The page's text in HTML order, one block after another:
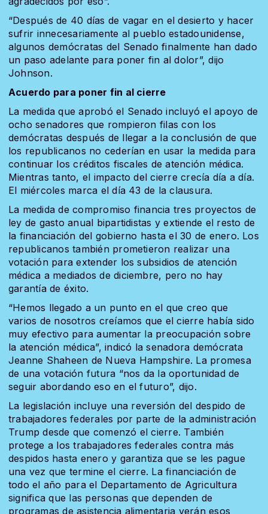
“Después de 40 días de vagar en el desierto y hacer
sufrir innecesariamente al pueblo estadounidense,
algunos demócratas del Senado finalmente han dado
un paso adelante para poner fin al dolor”, dijo
Johnson.
Acuerdo para poner fin al cierre
La medida que aprobó el Senado incluyó el apoyo de
ocho senadores que rompieron filas con los
demócratas después de llegar a la conclusión de que
los republicanos no cederían en usar la medida para
continuar los créditos fiscales de atención médica.
Mientras tanto, el impacto del cierre crecía día a día.
El miércoles marca el día 43 de la clausura.
La medida de compromiso financia tres proyectos de
ley de gasto anual bipartidistas y extiende el resto de
la financiación del gobierno hasta el 30 de enero. Los
republicanos también prometieron realizar una
votación para extender los subsidios de atención
médica a mediados de diciembre, pero no hay
garantía de éxito.
“Hemos llegado a un punto en el que creo que
varios de nosotros creíamos que el cierre había sido
muy efectivo para aumentar la preocupación sobre
la atención médica”, indicó la senadora demócrata
Jeanne Shaheen de Nueva Hampshire. La promesa
de una votación futura “nos da la oportunidad de
seguir abordando eso en el futuro”, dijo.
La legislación incluye una reversión del despido de
trabajadores federales por parte de la administración
Trump desde que comenzó el cierre. También
protege a los trabajadores federales contra más
despidos hasta enero y garantiza que se les pague
una vez que termine el cierre. La financiación de
todo el año para el Departamento de Agricultura
significa que las personas que dependen de
programas de asistencia alimentaria verán esos